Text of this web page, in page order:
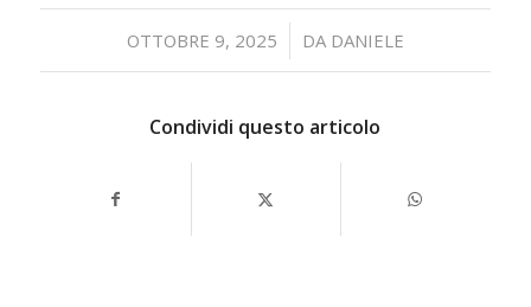
OTTOBRE 9, 2025
/ DA DANIELE
Condividi questo articolo